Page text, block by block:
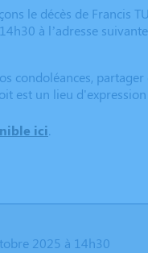
le décès de Francis
à l’adresse
condoléances,
est un lieu
ici.
2025 à 14h30